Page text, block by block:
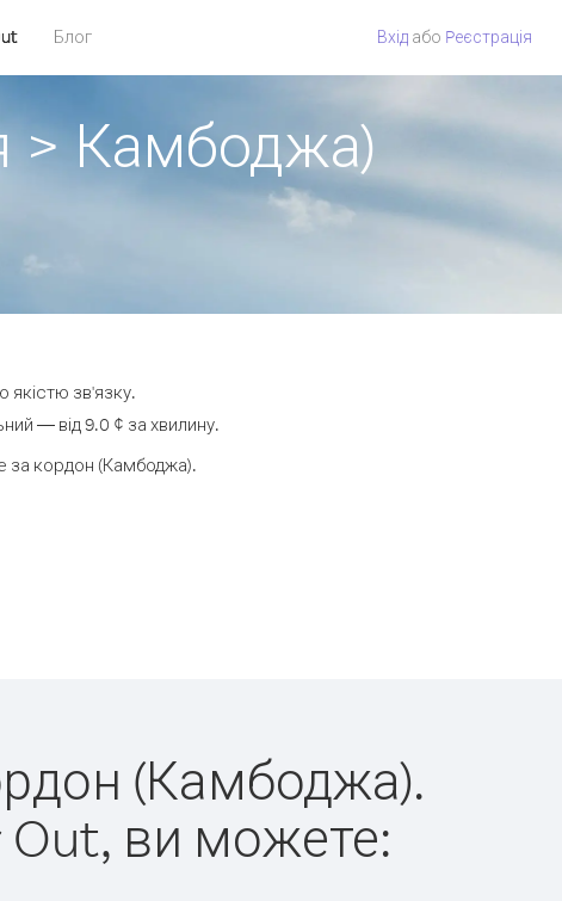
Блог Вхід або Pеєстрація
> Камбоджа)
якістю зв'язку.
— від 9.0 ¢ за хвилину.
за кордон (Камбоджа).
(Камбоджа).
ви можете: